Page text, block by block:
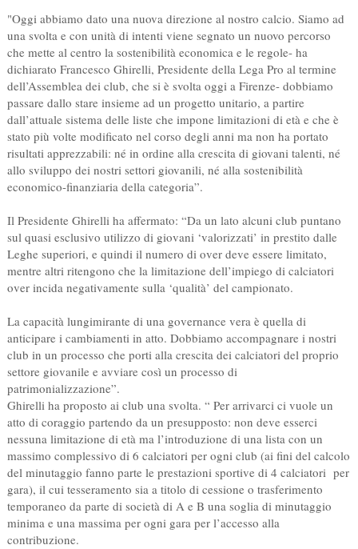
"Oggi abbiamo dato una nuova direzione al nostro calcio. Siamo ad
una svolta e con unità di intenti viene segnato un nuovo percorso
che mette al centro la sostenibilità economica e le regole- ha
dichiarato Francesco Ghirelli, Presidente della Lega Pro al termine
dell’Assemblea dei club, che si è svolta oggi a Firenze- dobbiamo
passare dallo stare insieme ad un progetto unitario, a partire
dall’attuale sistema delle liste che impone limitazioni di età e che è
stato più volte modificato nel corso degli anni ma non ha portato
risultati apprezzabili: né in ordine alla crescita di giovani talenti, né
allo sviluppo dei nostri settori giovanili, né alla sostenibilità
economico-finanziaria della categoria”.
Il Presidente Ghirelli ha affermato: “Da un lato alcuni club puntano
sul quasi esclusivo utilizzo di giovani ‘valorizzati’ in prestito dalle
Leghe superiori, e quindi il numero di over deve essere limitato,
mentre altri ritengono che la limitazione dell’impiego di calciatori
over incida negativamente sulla ‘qualità’ del campionato.
La capacità lungimirante di una governance vera è quella di
anticipare i cambiamenti in atto. Dobbiamo accompagnare i nostri
club in un processo che porti alla crescita dei calciatori del proprio
settore giovanile e avviare così un processo di
patrimonializzazione”.
Ghirelli ha proposto ai club una svolta. “ Per arrivarci ci vuole un
atto di coraggio partendo da un presupposto: non deve esserci
nessuna limitazione di età ma l’introduzione di una lista con un
massimo complessivo di 6 calciatori per ogni club (ai fini del calcolo
del minutaggio fanno parte le prestazioni sportive di 4 calciatori per
gara), il cui tesseramento sia a titolo di cessione o trasferimento
temporaneo da parte di società di A e B una soglia di minutaggio
minima e una massima per ogni gara per l’accesso alla
contribuzione.